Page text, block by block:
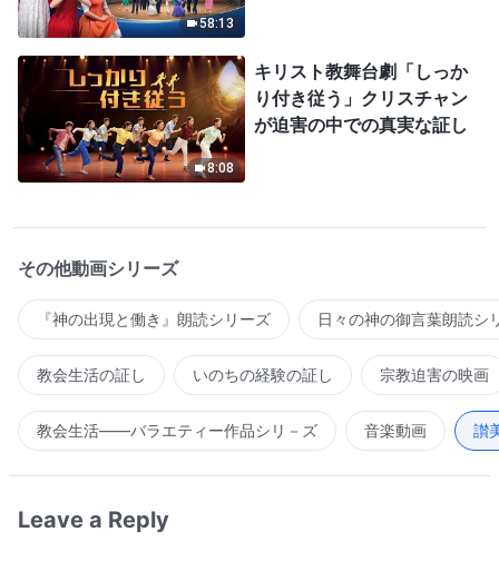
58:13
8:08
キリスト教舞台劇「しっか
り付き従う」クリスチャン
が迫害の中での真実な証し
その他動画シリーズ
『神の出現と働き』朗読シリーズ 日々の神の御言葉朗読シ
教会生活の証し いのちの経験の証し 宗教迫害の映画
教会生活――バラエティー作品シリ－ズ 音楽動画 讃
Leave a Reply